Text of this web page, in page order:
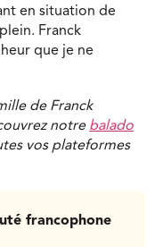
en situation de
Franck
que je ne
de Franck
notre balado
vos plateformes
francophone